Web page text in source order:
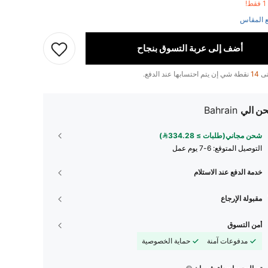
المقاس
أضف إلى عربة التسوق بنجاح
14 نقطة شي إن يتم احتسابها عند الدفع.
الي Bahrain
شحن مجاني(طلبات ≥ 334.28)
التوصيل المتوقع: 6-7 يوم عمل
خدمة الدفع عند الاستلام
مقبولة الإرجاع
أمن التسوق
مدفوعات آمنة
حماية الخصوصية